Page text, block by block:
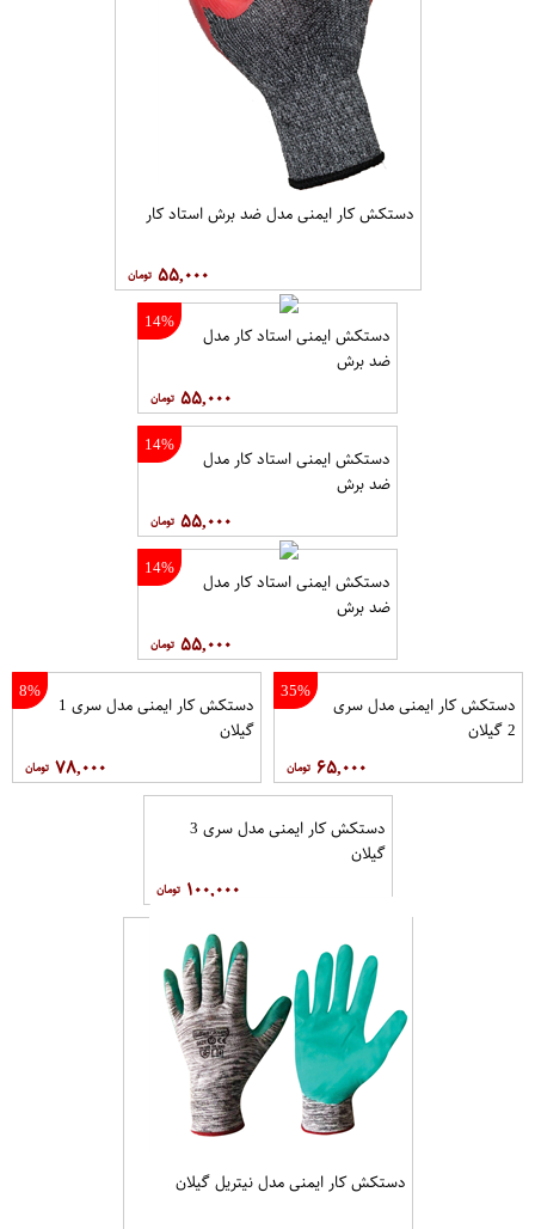
دستکش کار ایمنی مدل ضد برش استاد کار
۵۵,۰۰۰
14%
دستکش ایمنی استاد کار مدل
ضد برش
۵۵,۰۰۰
14%
دستکش ایمنی استاد کار مدل
ضد برش
۵۵,۰۰۰
14%
دستکش ایمنی استاد کار مدل
ضد برش
۵۵,۰۰۰
35%
دستکش کار ایمنی مدل سری
2 گیلان
۶۵,۰۰۰
8%
دستکش کار ایمنی مدل سری 1
گیلان
۷۸,۰۰۰
دستکش کار ایمنی مدل سری 3
گیلان
۱۰۰,۰۰۰
دستکش کار ایمنی مدل نیتریل گیلان